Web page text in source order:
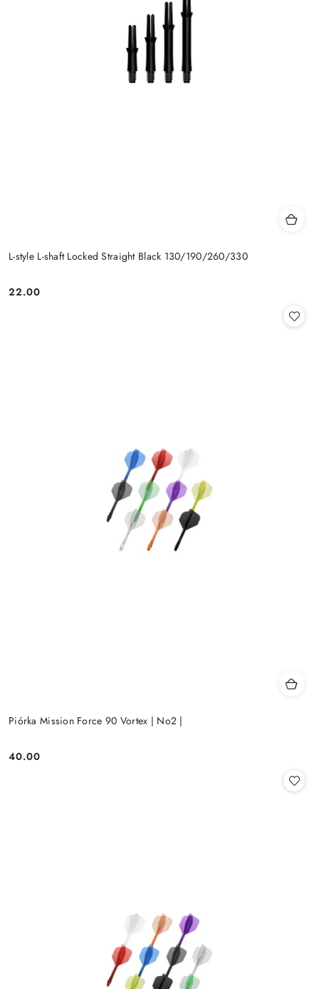
L-style L-shaft Locked Straight Black 130/190/260/330
Cena:
22.00
Piórka Mission Force 90 Vortex | No2 |
Cena:
40.00